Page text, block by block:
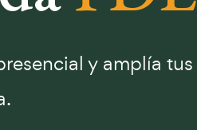
y amplía tus